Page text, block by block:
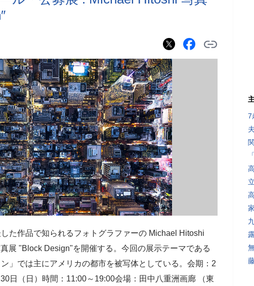
た作品で知られるフォトグラファーの Michael Hitoshi
展 "Block Design"を開催する。今回の展示テーマである
ン」では主にアメリカの都市を被写体としている。会期：2
日（日）時間：11:00～19:00会場：田中八重洲画廊 （東
7